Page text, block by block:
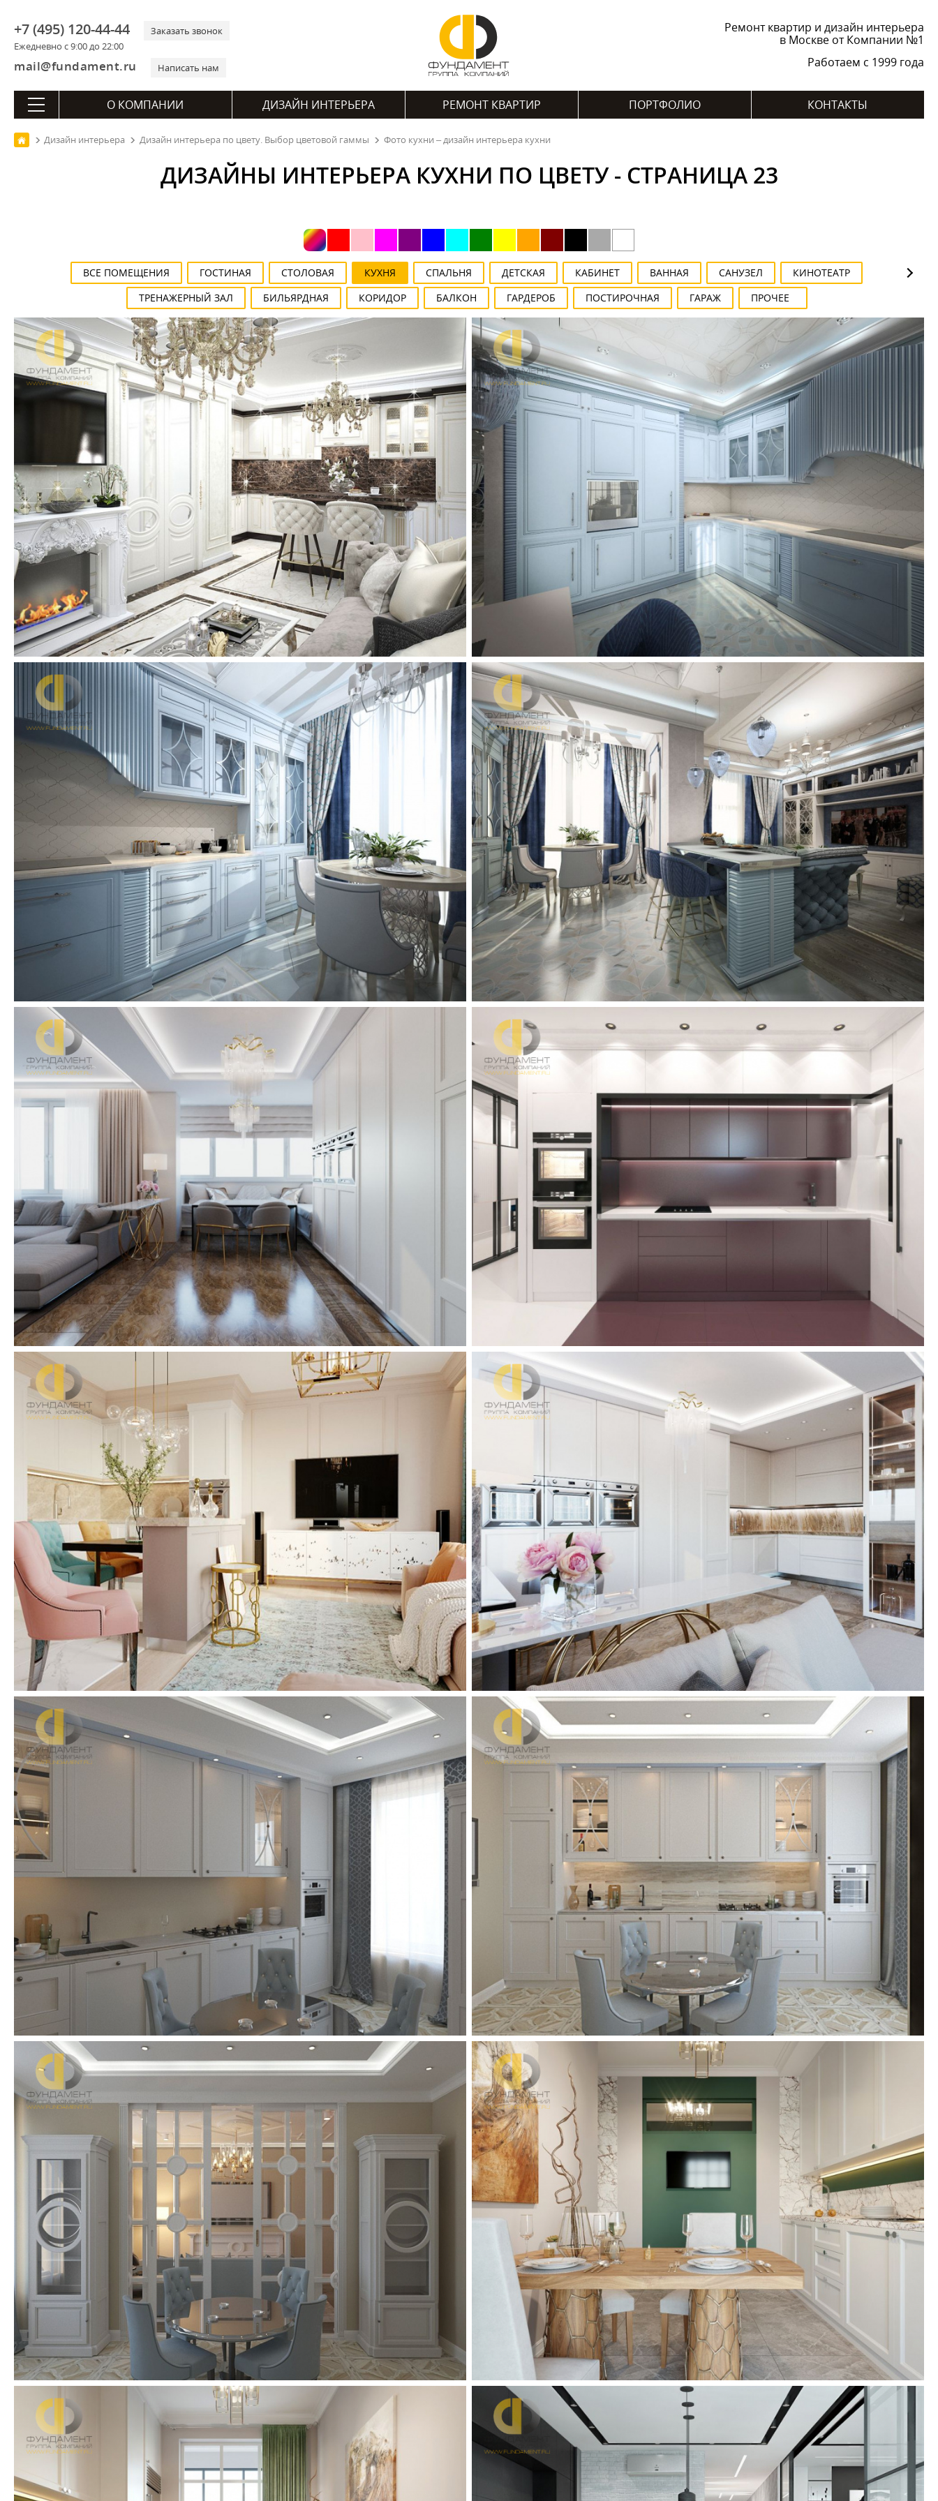
+7 (495) 120-44-44
Ежедневно с 9:00 до 22:00
Заказать звонок
mail@fundament.ru Написать нам
Ремонт квартир и дизайн интерьера
в Москве от Компании №1
Работаем с 1999 года
О КОМПАНИИ ДИЗАЙН ИНТЕРЬЕРА РЕМОНТ КВАРТИР ПОРТФОЛИО КОНТАКТЫ
Дизайн интерьера Дизайн интерьера по цвету. Выбор цветовой гаммы Фото кухни – дизайн интерьера кухни
ДИЗАЙНЫ ИНТЕРЬЕРА КУХНИ ПО ЦВЕТУ - СТРАНИЦА 23
ВСЕ ПОМЕЩЕНИЯ ГОСТИНАЯ СТОЛОВАЯ КУХНЯ СПАЛЬНЯ ДЕТСКАЯ КАБИНЕТ ВАННАЯ САНУЗЕЛ
КИНОТЕАТР
ТРЕНАЖЕРНЫЙ ЗАЛ
БИЛЬЯРДНАЯ КОРИДОР БАЛКОН ГАРДЕРОБ ПОСТИРОЧНАЯ ГАРАЖ ПРОЧЕЕ